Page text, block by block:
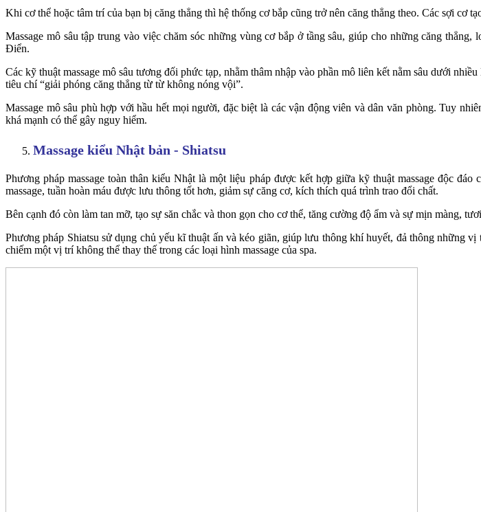
Khi cơ thể hoặc tâm trí của bạn bị căng thẳng thì hệ thống cơ bắp cũng trở nên căng thẳng theo. Các sợi
Massage mô sâu tập trung vào việc chăm sóc những vùng cơ bắp ở tầng sâu, giúp cho những căng
Điển.
Các kỹ thuật massage mô sâu tương đối phức tạp, nhằm thâm nhập vào phần mô liên kết nằm sâu dưới
tiêu chí “giải phóng căng thẳng từ từ không nóng vội”.
Massage mô sâu phù hợp với hầu hết mọi người, đặc biệt là các vận động viên và dân văn phòng. Tuy
khá mạnh có thể gây nguy hiểm.
Massage kiểu Nhật bản - Shiatsu
Phương pháp massage toàn thân kiểu Nhật là một liệu pháp được kết hợp giữa kỹ thuật massage độc
massage, tuần hoàn máu được lưu thông tốt hơn, giảm sự căng cơ, kích thích quá trình trao đổi chất.
Bên cạnh đó còn làm tan mỡ, tạo sự săn chắc và thon gọn cho cơ thể, tăng cường độ ẩm và sự mịn màng,
Phương pháp Shiatsu sử dụng chủ yếu kĩ thuật ấn và kéo giãn, giúp lưu thông khí huyết, đả thông những
chiếm một vị trí không thể thay thế trong các loại hình massage của spa.